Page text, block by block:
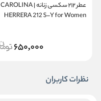
عطر ۲۱۲ سکسی زنانه | CAROLINA
HERRERA 212 S–Y for Women
650,000
نظرات کاربران